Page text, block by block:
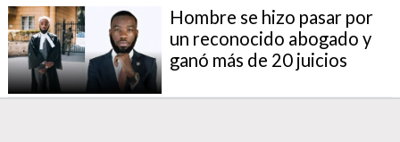
Hombre se hizo pasar por
un reconocido abogado y
ganó más de 20 juicios